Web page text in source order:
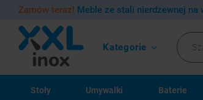
Zamów teraz! Meble ze stali nierdzewnej na
Kategorie
Stoły Umywalki Baterie